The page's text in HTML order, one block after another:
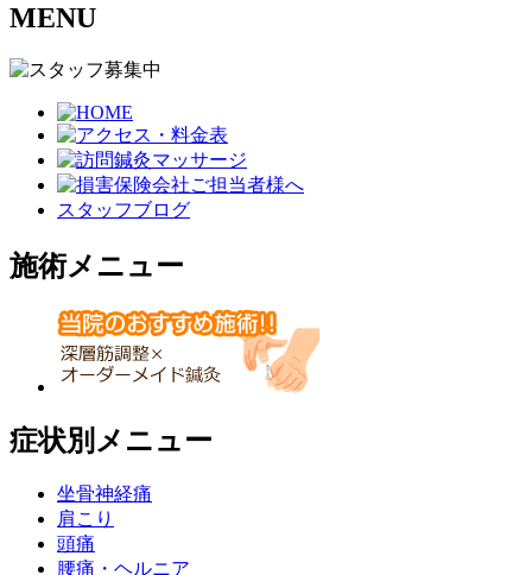
MENU
スタッフブログ
施術メニュー
症状別メニュー
坐骨神経痛
肩こり
頭痛
腰痛・ヘルニア